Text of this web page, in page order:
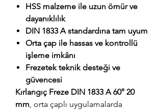
HSS malzeme ile uzun ömür ve
dayanıklılık
DIN 1833 A standardına tam uyum
Orta çap ile hassas ve kontrollü
işleme imkânı
Frezetek teknik desteği ve
güvencesi
Kırlangıç Freze DIN 1833 A 60° 20
mm , orta çaplı uygulamalarda